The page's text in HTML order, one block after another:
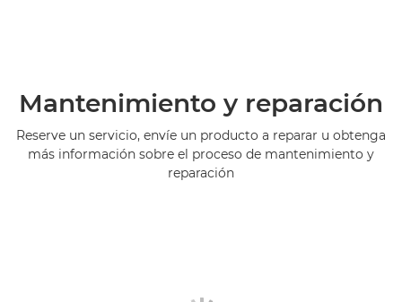
Mantenimiento y reparación
Reserve un servicio, envíe un producto a reparar u obtenga
más información sobre el proceso de mantenimiento y
reparación